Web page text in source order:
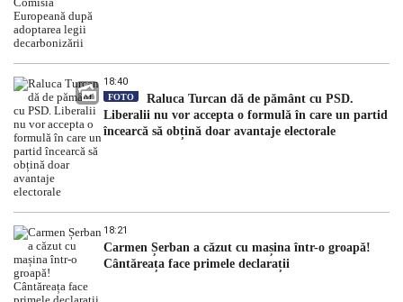
18:40
FOTO
Raluca Turcan dă de pământ cu PSD.
Liberalii nu vor accepta o formulă în care un partid
încearcă să obțină doar avantaje electorale
18:21
Carmen Șerban a căzut cu mașina într-o groapă!
Cântăreața face primele declarații